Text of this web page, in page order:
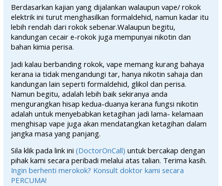
Berdasarkan kajian yang dijalankan walaupun vape/ rokok
elektrik ini turut menghasilkan formaldehid, namun kadar itu
lebih rendah dari rokok sebenar.Walaupun begitu,
kandungan cecair e-rokok juga mempunyai nikotin dan
bahan kimia perisa.
Jadi kalau berbanding rokok, vape memang kurang bahaya
kerana ia tidak mengandungi tar, hanya nikotin sahaja dan
kandungan lain seperti formaldehid, glikol dan perisa.
Namun begitu, adalah lebih baik sekiranya anda
mengurangkan hisap kedua-duanya kerana fungsi nikotin
adalah untuk menyebabkan ketagihan jadi lama- kelamaan
menghisap vape juga akan mendatangkan ketagihan dalam
jangka masa yang panjang.
Sila klik pada link ini(DoctorOnCall) untuk bercakap dengan
pihak kami secara peribadi melalui atas talian. Terima kasih.
Ingin berhenti merokok? Konsult doktor kami secara
PERCUMA!